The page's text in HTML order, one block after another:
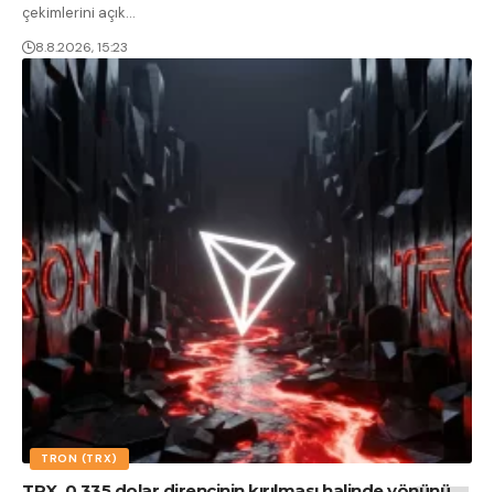
çekimlerini açık…
8.8.2026, 15:23
TRON (TRX)